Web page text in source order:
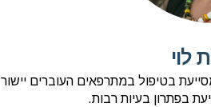
לוי
בטיפול במתרפאים העוברים יישור
בפתרון בעיות רבות.